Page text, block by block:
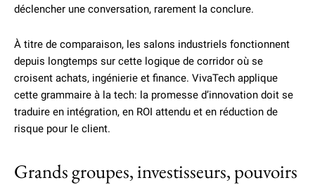
déclencher une conversation, rarement la conclure.
À titre de comparaison, les salons industriels fonctionnent
depuis longtemps sur cette logique de corridor où se
croisent achats, ingénierie et finance. VivaTech applique
cette grammaire à la tech: la promesse d’innovation doit se
traduire en intégration, en ROI attendu et en réduction de
risque pour le client.
Grands groupes, investisseurs, pouvoirs